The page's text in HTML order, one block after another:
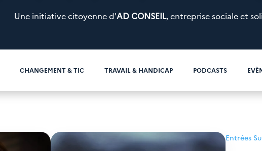
Une initiative citoyenne d'AD CONSEIL, entreprise sociale et
CHANGEMENT & TIC TRAVAIL & HANDICAP PODCASTS
Entrées